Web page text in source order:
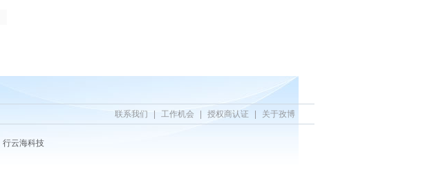
联系我们 工作机会 授权商认证 关于孜博
行云海科技